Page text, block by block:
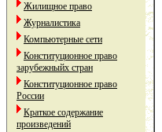
Жилищное право
Журналистика
Компьютерные сети
Конституционное право
зарубежныйх стран
Конституционное право
России
Краткое содержание
произведений